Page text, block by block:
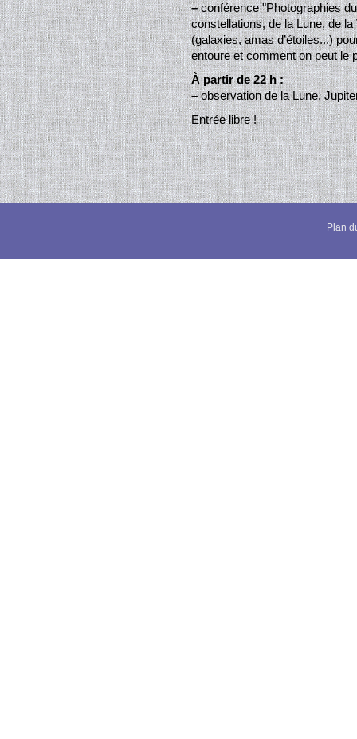
–conférence "Photographies
constellations, de la Lune, de la
(galaxies, amas d’étoiles...)
entoure et comment on peut le
À partir de 22 h :
–observation de la Lune,
Entrée libre !
Plan